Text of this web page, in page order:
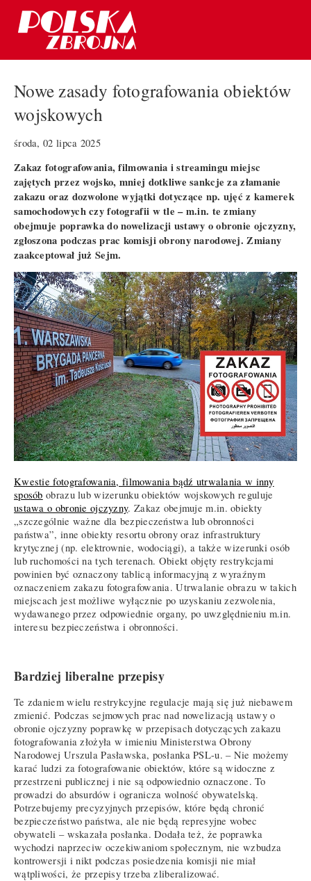
Nowe zasady fotografowania obiektów
wojskowych
środa, 02 lipca 2025
Zakaz fotografowania, filmowania i streamingu miejsc
zajętych przez wojsko, mniej dotkliwe sankcje za złamanie
zakazu oraz dozwolone wyjątki dotyczące np. ujęć z kamerek
samochodowych czy fotografii w tle – m.in. te zmiany
obejmuje poprawka do nowelizacji ustawy o obronie ojczyzny,
zgłoszona podczas prac komisji obrony narodowej. Zmiany
zaakceptował już Sejm.
Kwestie fotografowania, filmowania bądź utrwalania w inny
sposób obrazu lub wizerunku obiektów wojskowych reguluje
ustawa o obronie ojczyzny. Zakaz obejmuje m.in. obiekty
„szczególnie ważne dla bezpieczeństwa lub obronności
państwa”, inne obiekty resortu obrony oraz infrastruktury
krytycznej (np. elektrownie, wodociągi), a także wizerunki osób
lub ruchomości na tych terenach. Obiekt objęty restrykcjami
powinien być oznaczony tablicą informacyjną z wyraźnym
oznaczeniem zakazu fotografowania. Utrwalanie obrazu w takich
miejscach jest możliwe wyłącznie po uzyskaniu zezwolenia,
wydawanego przez odpowiednie organy, po uwzględnieniu m.in.
interesu bezpieczeństwa i obronności.
Bardziej liberalne przepisy
Te zdaniem wielu restrykcyjne regulacje mają się już niebawem
zmienić. Podczas sejmowych prac nad nowelizacją ustawy o
obronie ojczyzny poprawkę w przepisach dotyczących zakazu
fotografowania złożyła w imieniu Ministerstwa Obrony
Narodowej Urszula Pasławska, posłanka PSL-u. – Nie możemy
karać ludzi za fotografowanie obiektów, które są widoczne z
przestrzeni publicznej i nie są odpowiednio oznaczone. To
prowadzi do absurdów i ogranicza wolność obywatelską.
Potrzebujemy precyzyjnych przepisów, które będą chronić
bezpieczeństwo państwa, ale nie będą represyjne wobec
obywateli – wskazała posłanka. Dodała też, że poprawka
wychodzi naprzeciw oczekiwaniom społecznym, nie wzbudza
kontrowersji i nikt podczas posiedzenia komisji nie miał
wątpliwości, że przepisy trzeba zliberalizować.